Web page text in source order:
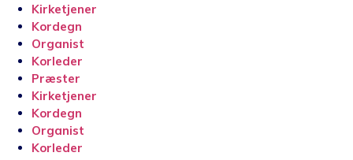
Kirketjener
Kordegn
Organist
Korleder
Præster
Kirketjener
Kordegn
Organist
Korleder